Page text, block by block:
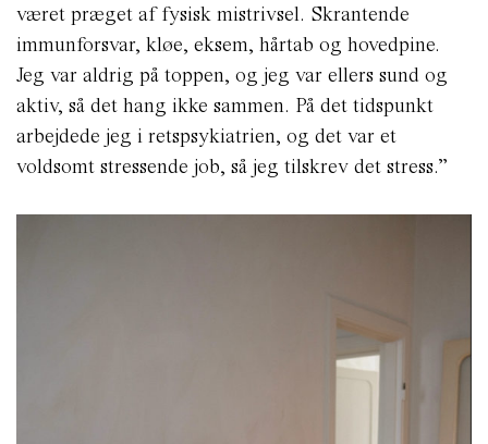
været præget af fysisk mistrivsel. Skrantende
immunforsvar, kløe, eksem, hårtab og hovedpine.
Jeg var aldrig på toppen, og jeg var ellers sund og
aktiv, så det hang ikke sammen. På det tidspunkt
arbejdede jeg i retspsykiatrien, og det var et
voldsomt stressende job, så jeg tilskrev det stress.”